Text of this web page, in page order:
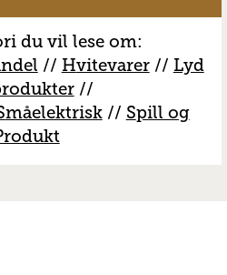
du vil lese om:
// Hvitevarer// Lyd
//
måelektrisk// Spill og